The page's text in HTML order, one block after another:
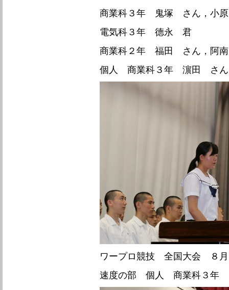
商業科３年 鬼塚 さん，小
電気科３年 德永 君
商業科２年 福田 さん，阿
個人 商業科３年 濵田 さん
ワープロ競技 全国大会
速度の部 個人 商業科３年